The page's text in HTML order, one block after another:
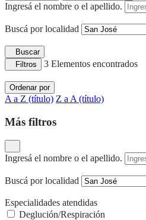
Ingresá el nombre o el apellido.
Buscá por localidad
Buscar
Filtros
3 Elementos encontrados
Ordenar por
A a Z (título) Z a A (título)
Más filtros
Ingresá el nombre o el apellido.
Buscá por localidad
Especialidades atendidas
Deglución/Respiración